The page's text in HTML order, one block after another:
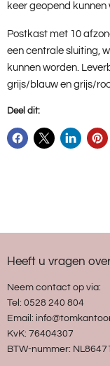
keer geopend kunnen
Postkast met 10
een centrale sluiting,
kunnen worden.
grijs/blauw en grijs/
Deel dit:
Heeft u vragen
Neem contact op via:
Tel: 0528 240 804
Email:
KvK: 76404307
BTW-nummer: